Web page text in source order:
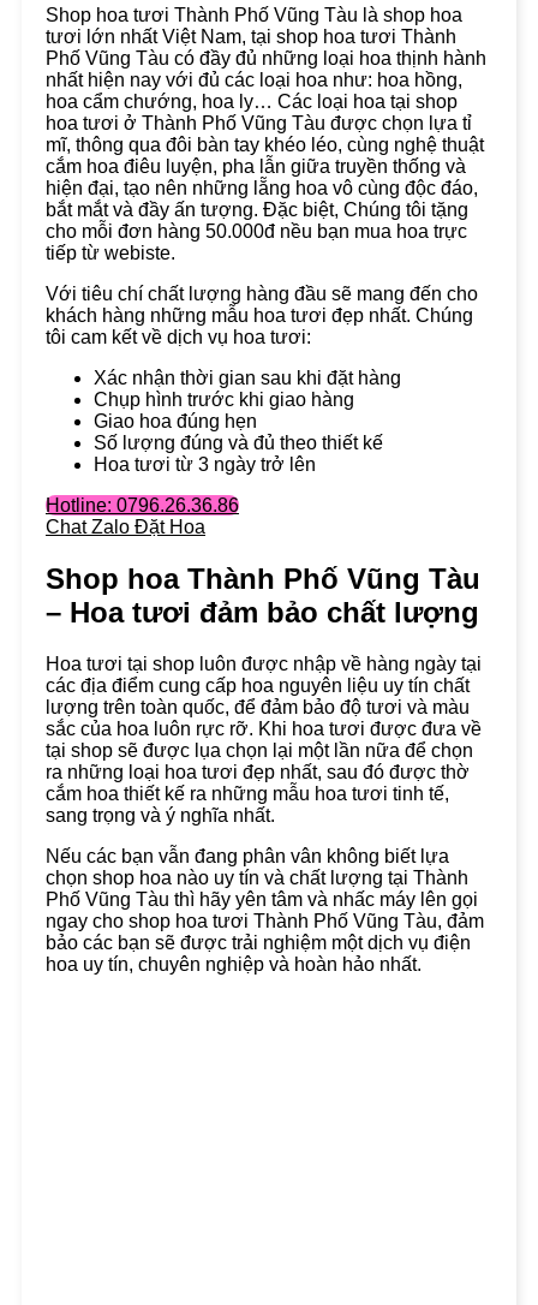
Shop hoa tươi Thành Phố Vũng Tàu là shop hoa
tươi lớn nhất Việt Nam, tại shop hoa tươi Thành
Phố Vũng Tàu có đầy đủ những loại hoa thịnh hành
nhất hiện nay với đủ các loại hoa như: hoa hồng,
hoa cẩm chướng, hoa ly… Các loại hoa tại shop
hoa tươi ở Thành Phố Vũng Tàu được chọn lựa tỉ
mĩ, thông qua đôi bàn tay khéo léo, cùng nghệ thuật
cắm hoa điêu luyện, pha lẫn giữa truyền thống và
hiện đại, tạo nên những lẵng hoa vô cùng độc đáo,
bắt mắt và đầy ấn tượng. Đặc biệt, Chúng tôi tặng
cho mỗi đơn hàng 50.000đ nều bạn mua hoa trực
tiếp từ webiste.
Với tiêu chí chất lượng hàng đầu sẽ mang đến cho
khách hàng những mẫu hoa tươi đẹp nhất. Chúng
tôi cam kết về dịch vụ hoa tươi:
Xác nhận thời gian sau khi đặt hàng
Chụp hình trước khi giao hàng
Giao hoa đúng hẹn
Số lượng đúng và đủ theo thiết kế
Hoa tươi từ 3 ngày trở lên
Hotline: 0796.26.36.86
Chat Zalo Đặt Hoa
Shop hoa Thành Phố Vũng Tàu
– Hoa tươi đảm bảo chất lượng
Hoa tươi tại shop luôn được nhập về hàng ngày tại
các địa điểm cung cấp hoa nguyên liệu uy tín chất
lượng trên toàn quốc, để đảm bảo độ tươi và màu
sắc của hoa luôn rực rỡ. Khi hoa tươi được đưa về
tại shop sẽ được lụa chọn lại một lần nữa để chọn
ra những loại hoa tươi đẹp nhất, sau đó được thờ
cắm hoa thiết kế ra những mẫu hoa tươi tinh tế,
sang trọng và ý nghĩa nhất.
Nếu các bạn vẫn đang phân vân không biết lựa
chọn shop hoa nào uy tín và chất lượng tại Thành
Phố Vũng Tàu thì hãy yên tâm và nhấc máy lên gọi
ngay cho shop hoa tươi Thành Phố Vũng Tàu, đảm
bảo các bạn sẽ được trải nghiệm một dịch vụ điện
hoa uy tín, chuyên nghiệp và hoàn hảo nhất.